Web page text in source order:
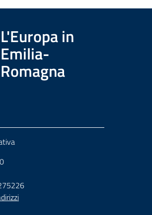
L'Europa in
Emilia-
Romagna